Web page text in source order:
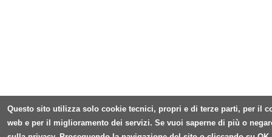
Questo sito utilizza solo cookie tecnici, propri e di terze parti, per il
web e per il miglioramento dei servizi. Se vuoi saperne di più o